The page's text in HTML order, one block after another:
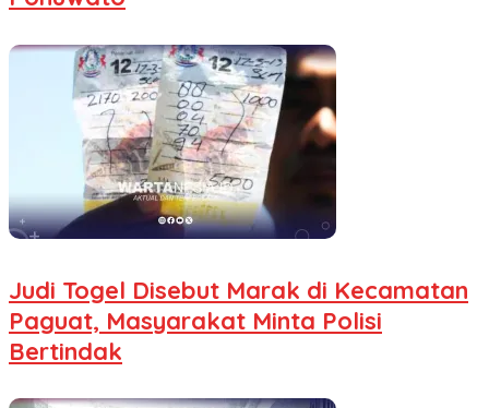
Judi Togel Disebut Marak di Kecamatan
Paguat, Masyarakat Minta Polisi
Bertindak